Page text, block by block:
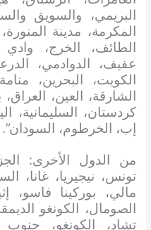
البريمي، والسويق
المكرمة، مدينة
الطائف، الخرج، وادي
عفيف، الدوادمي،
الكويت، البحرين،
الشارقة، العين، العراق،
كردستان، السليمانية،
إب، الخرطوم، السودان”.
من الدول الأخرى:
تونس، نيجيريا، غانا،
مالي، بوركينا فاسو،
الصومال، الكونغو
تشاد، الكونغو، جنوب